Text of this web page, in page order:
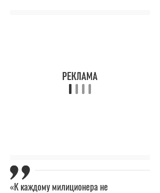
«К каждому милиционера не